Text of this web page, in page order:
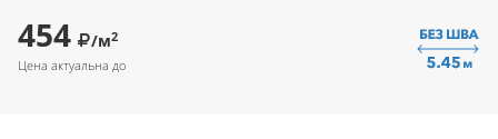
454 /м2
Цена актуальна до